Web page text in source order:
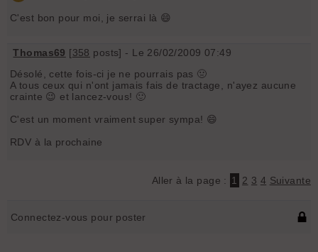
C'est bon pour moi, je serrai là 😄
Thomas69 [358 posts] - Le 26/02/2009 07:49
Désolé, cette fois-ci je ne pourrais pas 🤢
A tous ceux qui n'ont jamais fais de tractage, n'ayez aucune
crainte 😉 et lancez-vous! 🙂
C'est un moment vraiment super sympa! 😄
RDV à la prochaine
Aller à la page : 1 2 3 4 Suivante
Connectez-vous pour poster